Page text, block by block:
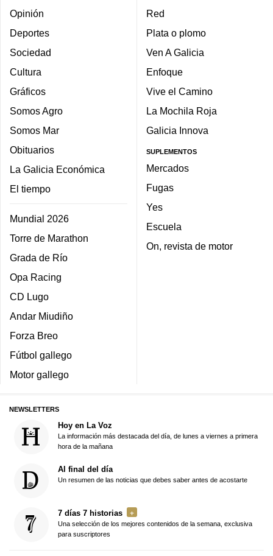
Opinión
Deportes
Sociedad
Cultura
Gráficos
Somos Agro
Somos Mar
Obituarios
La Galicia Económica
El tiempo
Mundial 2026
Torre de Marathon
Grada de Río
Opa Racing
CD Lugo
Andar Miudiño
Forza Breo
Fútbol gallego
Motor gallego
Red
Plata o plomo
Ven A Galicia
Enfoque
Vive el Camino
La Mochila Roja
Galicia Innova
SUPLEMENTOS
Mercados
Fugas
Yes
Escuela
On, revista de motor
NEWSLETTERS
Hoy en La Voz
La información más destacada del día, de lunes a viernes a primera
hora de la mañana
Al final del día
Un resumen de las noticias que debes saber antes de acostarte
7 días 7 historias
Una selección de los mejores contenidos de la semana, exclusiva
para suscriptores